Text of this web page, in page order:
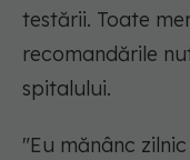
testării. Toate
recomandările
spitalului.
"Eu mănânc